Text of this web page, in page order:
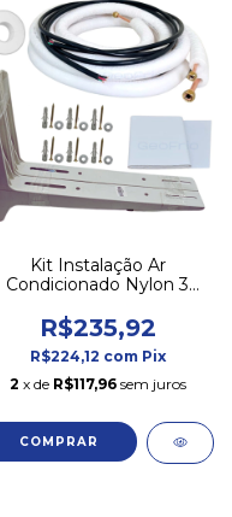
Kit Instalação Ar
Condicionado Nylon 3
R$235,92
R$224,12 com Pix
2 x de R$117,96 sem juros